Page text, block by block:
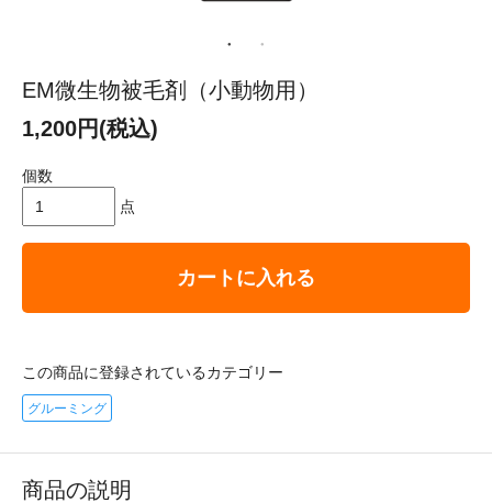
EM微生物被毛剤（小動物用）
1,200円(税込)
個数
点
カートに入れる
この商品に登録されているカテゴリー
グルーミング
商品の説明